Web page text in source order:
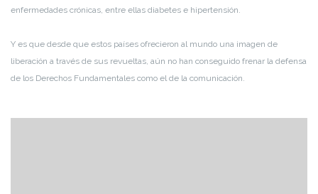
enfermedades crónicas, entre ellas diabetes e hipertensión.
Y es que desde que estos países ofrecieron al mundo una imagen de
liberación a través de sus revueltas, aún no han conseguido frenar la defensa
de los Derechos Fundamentales como el de la comunicación.